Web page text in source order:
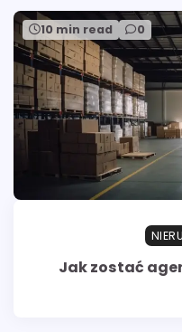
10 min read 0
Jak zostać